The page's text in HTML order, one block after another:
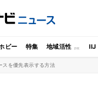
ビー 特集 地域活性 IIJ
スを優先表示する方法